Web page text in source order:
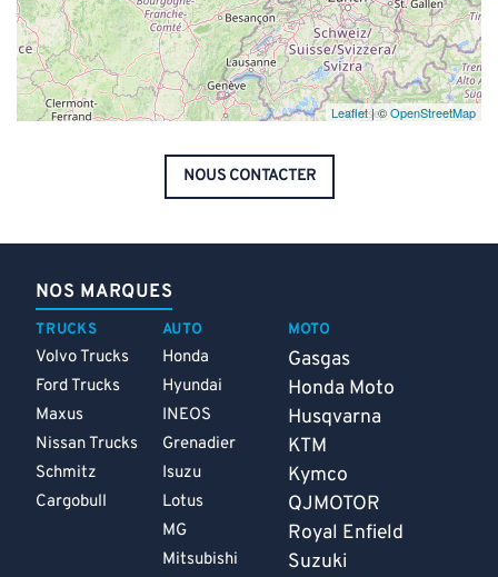
Leaflet| ©OpenStreetMap
NOUS CONTACTER
NOS MARQUES
TRUCKS
Volvo Trucks
Ford Trucks
Maxus
Nissan Trucks
Schmitz
Cargobull
AUTO
Honda
Hyundai
INEOS
Grenadier
Isuzu
Lotus
MG
Mitsubishi
MOTO
Gasgas
Honda Moto
Husqvarna
KTM
Kymco
QJMOTOR
Royal Enfield
Suzuki